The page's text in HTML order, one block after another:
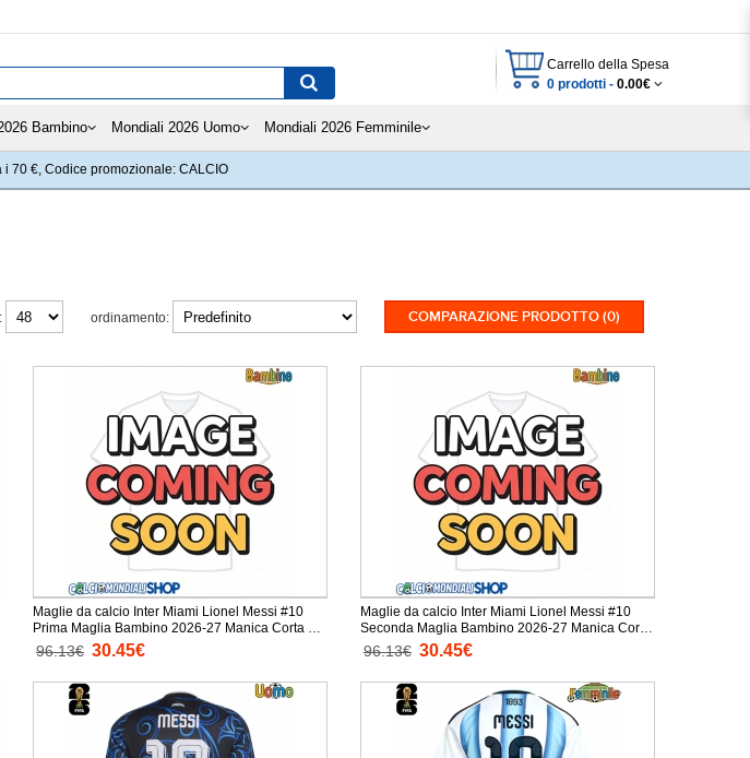
Carrello della Spesa
0 prodotti - 0.00€
Bambino Mondiali 2026 Uomo Mondiali 2026 Femminile
70 €, Codice promozionale: CALCIO
COMPARAZIONE PRODOTTO (0)
ordinamento:
Maglie da calcio Inter Miami Lionel Messi #10
Prima Maglia Bambino 2026-27 Manica Corta +
Pantaloni corti)
96.13€ 30.45€
Maglie da calcio Inter Miami Lionel Messi #10
Seconda Maglia Bambino 2026-27 Manica Corta
+ Pantaloni corti)
96.13€ 30.45€